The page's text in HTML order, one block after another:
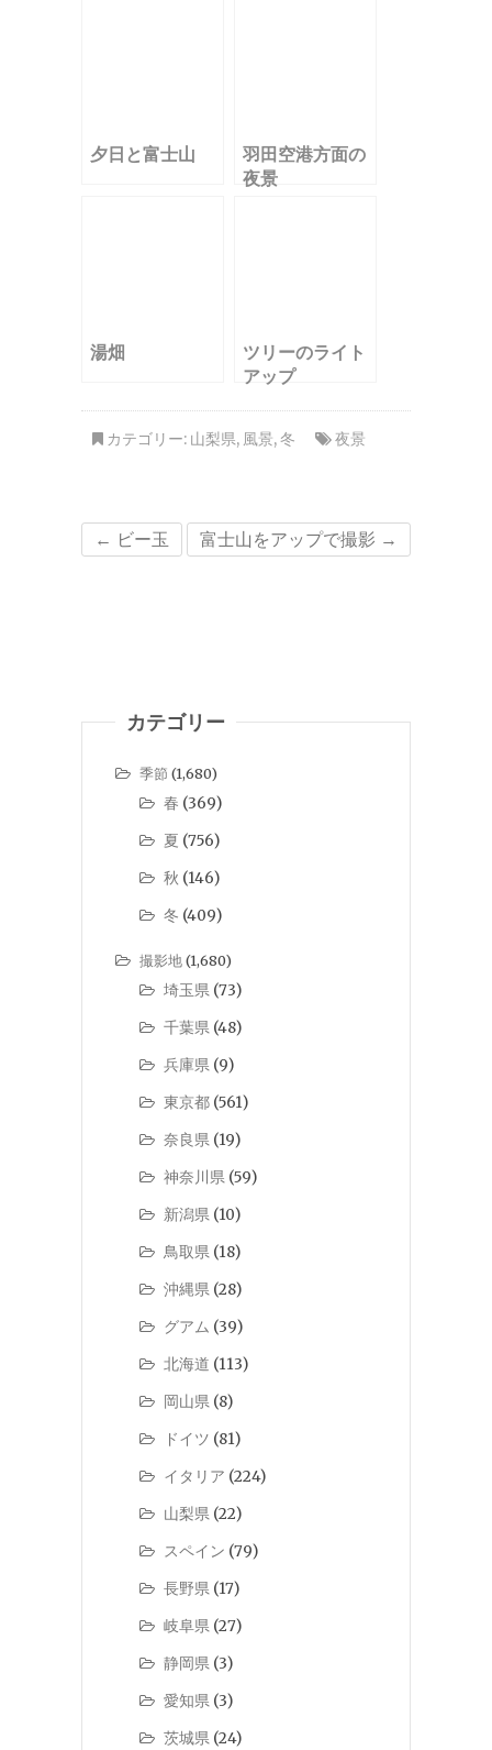
夕日と富士山
羽田空港方面の
夜景
湯畑
ツリーのライト
アップ
カテゴリー: 山梨県, 風景,冬 夜景
← ビー玉 富士山をアップで撮影 →
カテゴリー
季節 (1,680)
春 (369)
夏 (756)
秋 (146)
冬 (409)
撮影地(1,680)
埼玉県 (73)
千葉県 (48)
兵庫県 (9)
東京都 (561)
奈良県 (19)
神奈川県 (59)
新潟県 (10)
鳥取県 (18)
沖縄県 (28)
グアム (39)
北海道 (113)
岡山県 (8)
ドイツ (81)
イタリア (224)
山梨県 (22)
スペイン (79)
長野県 (17)
岐阜県 (27)
静岡県 (3)
愛知県 (3)
茨城県 (24)